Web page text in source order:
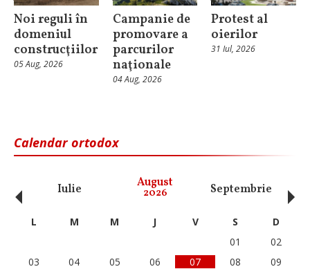
Noi reguli în
domeniul
construcţiilor
05 Aug, 2026
Campanie de
promovare a
parcurilor
naţionale
04 Aug, 2026
Protest al
oierilor
31 Iul, 2026
Calendar ortodox
Iulie August
2026 Septembrie
‹ L M M J V S
D
01
02
03
04 05 06 07 08
09